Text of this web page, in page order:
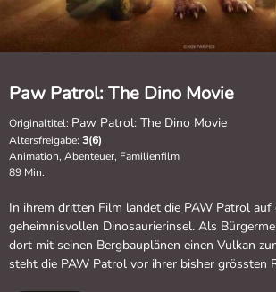
Paw Patrol: The Dino Movie
Originaltitel: Paw Patrol: The Dino Movie
Altersfreigabe: 3(6)
Animation, Abenteuer, Familienfilm
89 Min.
In ihrem dritten Film landet die PAW Patrol auf
geheimnisvollen Dinosaurierinsel. Als
dort mit seinen Bergbauplänen einen Vulkan
steht die PAW Patrol vor ihrer bisher grössten